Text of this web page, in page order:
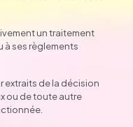
un traitement
à ses règlements
extraits de la décision
ou de toute autre